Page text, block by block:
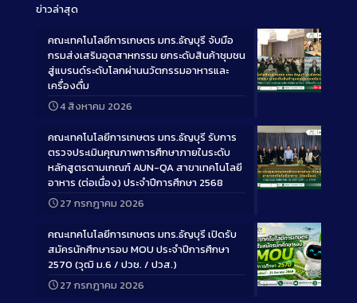
ข่าวล่าสุด
Long
คณะเทคโนโลยีการเกษตร มทร.ธัญบุรี จับมือ
กรมส่งเสริมอุตสาหกรรม ยกระดับสินค้าชุมชน
สู่แบรนด์ระดับโลกผ่านนวัตกรรมอาหารและ
เครื่องดื่ม
4 สิงหาคม 2026
Long
คณะเทคโนโลยีการเกษตร มทร.ธัญบุรี รับการ
ตรวจประเมินคุณภาพการศึกษาภายในระดับ
หลักสูตรตามเกณฑ์ AUN-QA สาขาเทคโนโลยี
อาหาร (ต่อเนื่อง) ประจำปีการศึกษา 2568
27 กรกฎาคม 2026
Long
คณะเทคโนโลยีการเกษตร มทร.ธัญบุรี เปิดรับ
สมัครนักศึกษารอบ MOU ประจำปีการศึกษา
2570 (วุฒิ ม.6 / ปวช. / ปวส.)
27 กรกฎาคม 2026